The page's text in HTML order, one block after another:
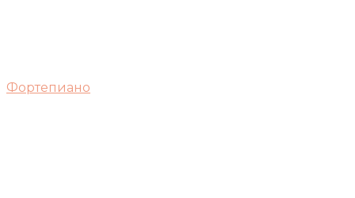
Фортепиано